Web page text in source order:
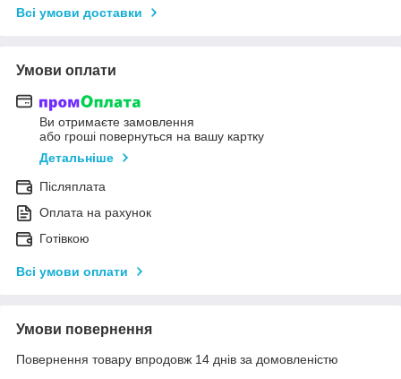
Всі умови доставки
Умови оплати
Ви отримаєте замовлення
або гроші повернуться на вашу картку
Детальніше
Післяплата
Оплата на рахунок
Готівкою
Всі умови оплати
Умови повернення
Повернення товару впродовж 14 днів за домовленістю